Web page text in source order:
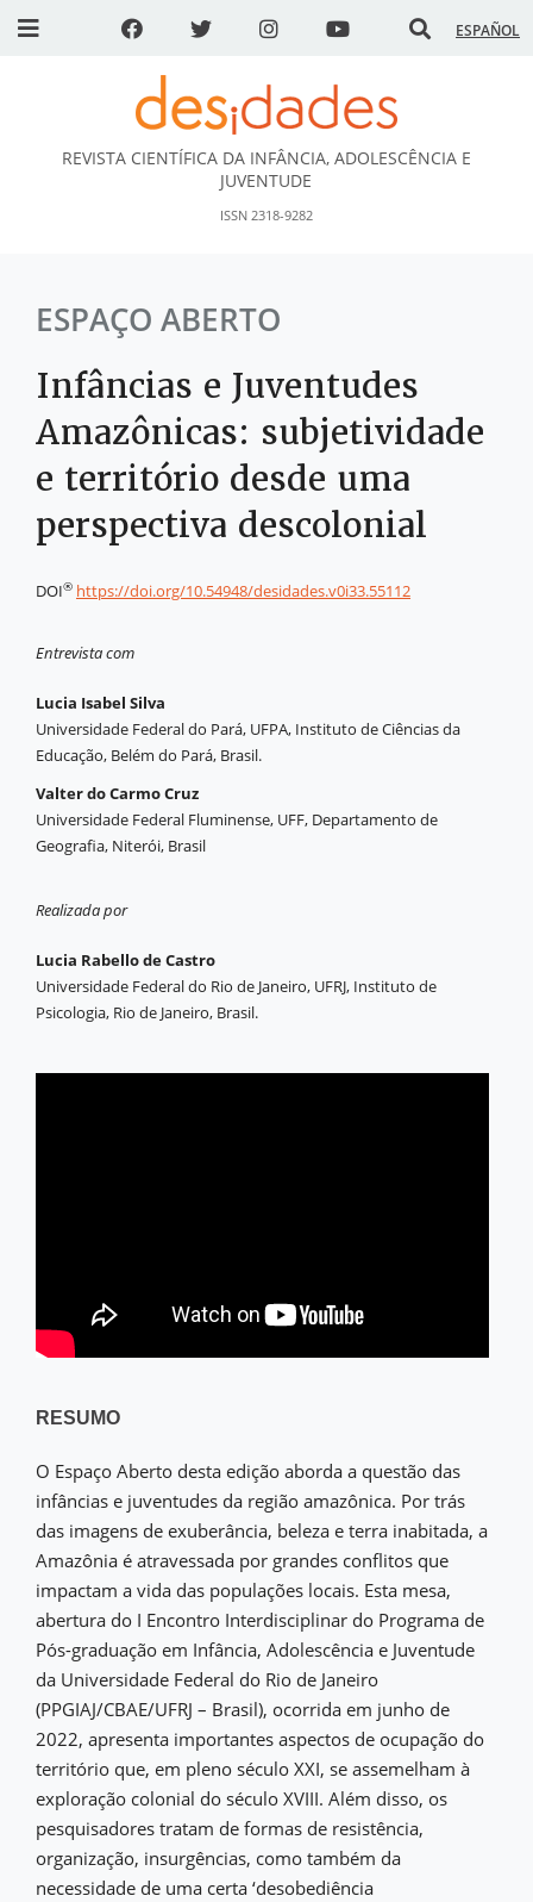
ESPAÑOL
DESidades
REVISTA CIENTÍFICA DA INFÂNCIA, ADOLESCÊNCIA E
JUVENTUDE
ISSN 2318-9282
ESPAÇO ABERTO
Infâncias e Juventudes
Amazônicas: subjetividade
e território desde uma
perspectiva descolonial
DOI® https://doi.org/10.54948/desidades.v0i33.55112
Entrevista com
Lucia Isabel Silva
Universidade Federal do Pará, UFPA, Instituto de Ciências da
Educação, Belém do Pará, Brasil.
Valter do Carmo Cruz
Universidade Federal Fluminense, UFF, Departamento de
Geografia, Niterói, Brasil
Realizada por
Lucia Rabello de Castro
Universidade Federal do Rio de Janeiro, UFRJ, Instituto de
Psicologia, Rio de Janeiro, Brasil.
RESUMO
O Espaço Aberto desta edição aborda a questão das
infâncias e juventudes da região amazônica. Por trás
das imagens de exuberância, beleza e terra inabitada, a
Amazônia é atravessada por grandes conflitos que
impactam a vida das populações locais. Esta mesa,
abertura do I Encontro Interdisciplinar do Programa de
Pós-graduação em Infância, Adolescência e Juventude
da Universidade Federal do Rio de Janeiro
(PPGIAJ/CBAE/UFRJ – Brasil), ocorrida em junho de
2022, apresenta importantes aspectos de ocupação do
território que, em pleno século XXI, se assemelham à
exploração colonial do século XVIII. Além disso, os
pesquisadores tratam de formas de resistência,
organização, insurgências, como também da
necessidade de uma certa ‘desobediência